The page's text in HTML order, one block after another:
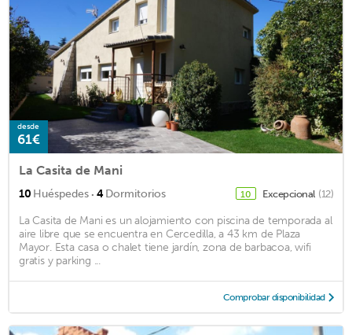
desde
61€
La Casita de Mani
10 Huéspedes · 4Dormitorios 10 Excepcional (12)
La Casita de Mani es un alojamiento con piscina de temporada al
aire libre que se encuentra en Cercedilla, a 43 km de Plaza
Mayor. Esta casa o chalet tiene jardín, zona de barbacoa, wifi
gratis y parking ...
Comprobar disponibilidad